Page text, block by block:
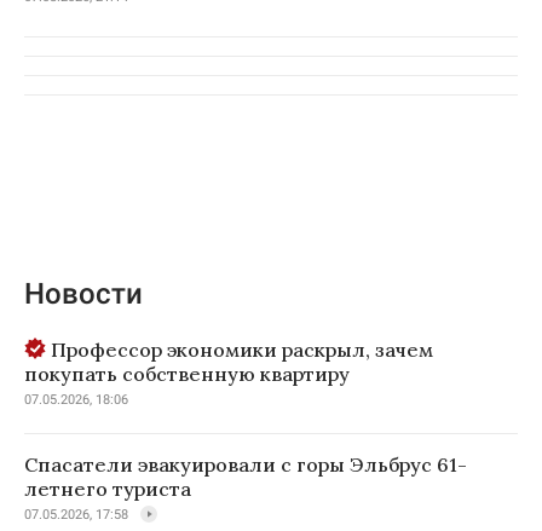
Новости
Профессор экономики раскрыл, зачем
покупать собственную квартиру
07.05.2026, 18:06
Спасатели эвакуировали с горы Эльбрус 61-
летнего туриста
07.05.2026, 17:58